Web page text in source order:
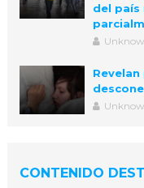
del país
CONTENIDO